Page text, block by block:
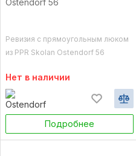
Ревизия c прямоугольным люком
из PPR Skolan Ostendorf 56
Нет в наличии
Подробнее